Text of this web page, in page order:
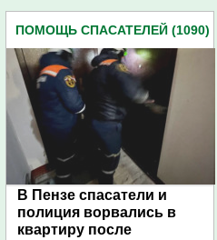
ПОМОЩЬ СПАСАТЕЛЕЙ (1090)
В Пензе спасатели и
полиция ворвались в
квартиру после